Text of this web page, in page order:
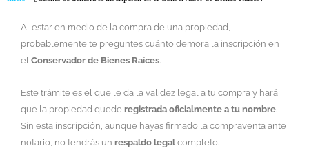
Al estar en medio de la compra de una propiedad,
probablemente te preguntes cuánto demora la inscripción en
el Conservador de Bienes Raíces.
Este trámite es el que le da la validez legal a tu compra y hará
que la propiedad quede registrada oficialmente a tu nombre
Sin esta inscripción, aunque hayas firmado la compraventa ante
notario, no tendrás un respaldo legal completo.